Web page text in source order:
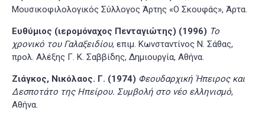
Μουσικοφιλολογικός Σύλλογος Άρτης «Ο Σκουφάς», Άρτα.
Ευθύμιος (ιερομόναχος Πενταγιώτης) (1996) Το
χρονικό του Γαλαξειδίου, επιμ. Κωνσταντίνος Ν. Σάθας,
προλ. Αλέξης Γ. Κ. Σαββίδης, Δημιουργία, Αθήνα.
Ζιάγκος, Νικόλαος. Γ. (1974) Φεουδαρχική Ήπειρος και
Δεσποτάτο της Ηπείρου. Συμβολή στο νέο ελληνισμό,
Αθήνα.